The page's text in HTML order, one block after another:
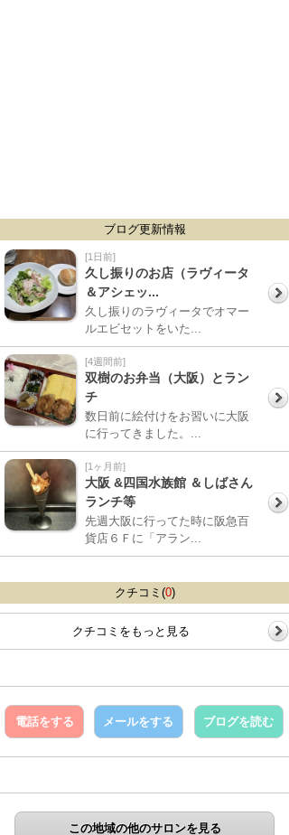
ブログ更新情報
[1日前]
久し振りのお店（ラヴィータ
＆アシェッ...
久し振りのラヴィータでオマー
ルエビセットをいた...
[4週間前]
双樹のお弁当（大阪）とラン
チ
数日前に絵付けをお習いに大阪
に行ってきました。...
[1ヶ月前]
大阪 &四国水族館 ＆しばさん
ランチ等
先週大阪に行ってた時に阪急百
貨店６Ｆに「アラン...
クチコミ(0)
クチコミをもっと見る
電話をする メールをする ブログを読む
この地域の他のサロンを見る